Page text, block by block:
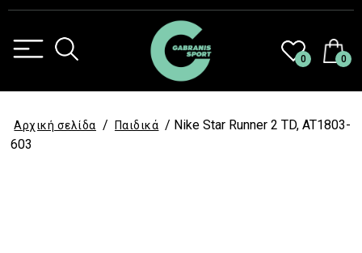
0 0
Αρχική σελίδα / Παιδικά / Nike Star Runner 2 TD, AT1803-
603